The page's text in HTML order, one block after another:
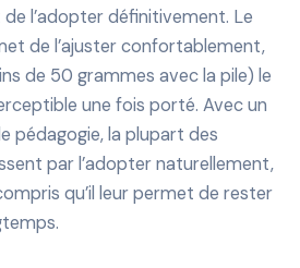
l’adopter définitivement. Le
de l’ajuster confortablement,
de 50 grammes avec la pile) le
une fois porté. Avec un
pédagogie, la plupart des
par l’adopter naturellement,
qu’il leur permet de rester